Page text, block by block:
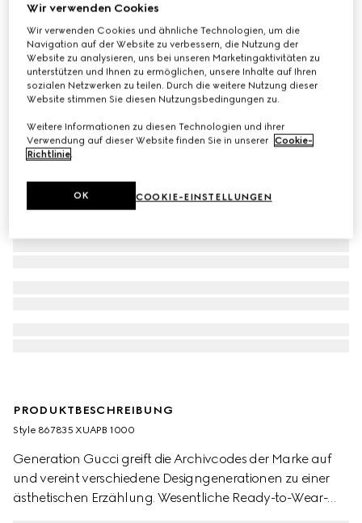
Kleid aus Crêpe-Jersey
€ 650
PRODUKTBESCHREIBUNG
Style ‎867835 XUAPB 1000
Generation Gucci greift die Archivcodes der Marke auf
und vereint verschiedene Designgenerationen zu einer
ästhetischen Erzählung. Wesentliche Ready-to-Wear-
Wir verwenden Cookies
Wir verwenden Cookies und ähnliche Technologien, um die
Navigation auf der Website zu verbessern, die Nutzung der
Website zu analysieren, uns bei unseren Marketingaktivitäten zu
unterstützen und Ihnen zu ermöglichen, unsere Inhalte auf Ihren
sozialen Netzwerken zu teilen. Durch die weitere Nutzung dieser
Website stimmen Sie diesen Nutzungsbedingungen zu.
Weitere Informationen zu diesen Technologien und ihrer
Verwendung auf dieser Website finden Sie in unserer Cookie-
Richtlinie.
COOKIE-EINSTELLUNGEN
OK